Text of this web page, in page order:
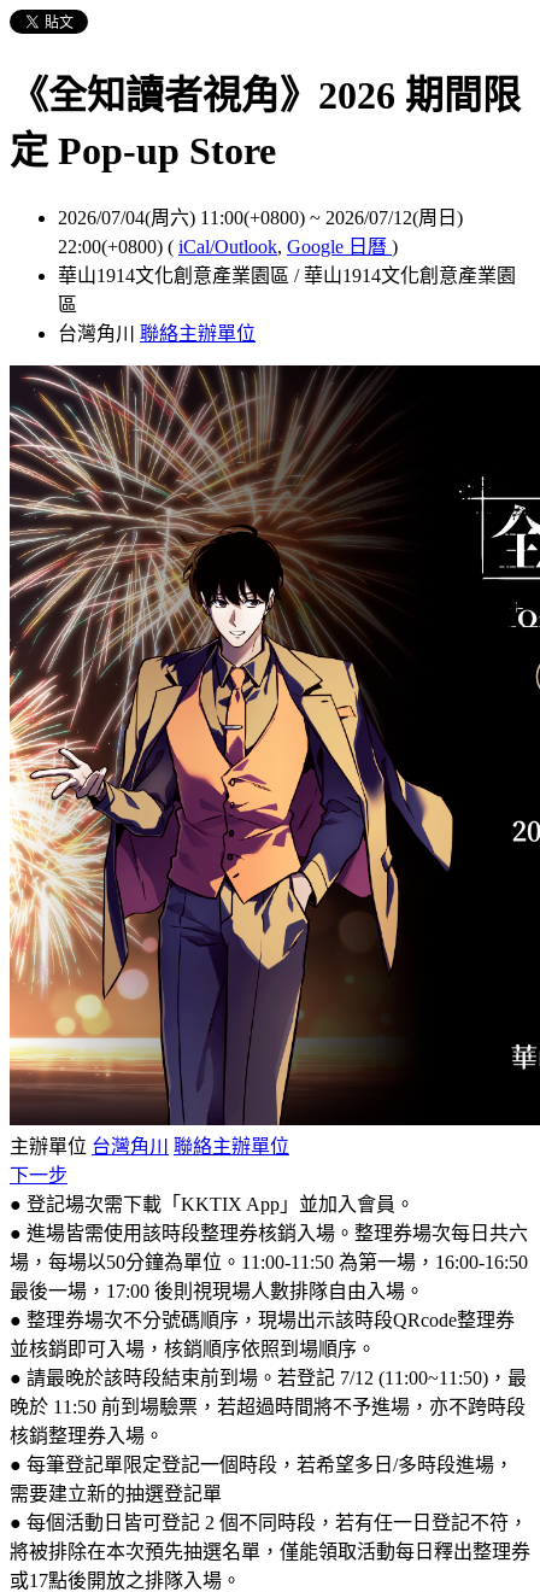
《全知讀者視角》2026 期間限
定 Pop-up Store
2026/07/04(周六) 11:00(+0800) ~ 2026/07/12(周日)
22:00(+0800) ( iCal/Outlook, Google 日曆 )
華山1914文化創意產業園區 / 華山1914文化創意產業園
區
台灣角川 聯絡主辦單位
主辦單位 台灣角川
聯絡主辦單位
下一步
● 登記場次需下載「KKTIX App」並加入會員。
● 進場皆需使用該時段整理券核銷入場。整理券場次每日共六
場，每場以50分鐘為單位。11:00-11:50 為第一場，16:00-16:50
最後一場，17:00 後則視現場人數排隊自由入場。
● 整理券場次不分號碼順序，現場出示該時段QRcode整理券
並核銷即可入場，核銷順序依照到場順序。
● 請最晚於該時段結束前到場。若登記 7/12 (11:00~11:50)，最
晚於 11:50 前到場驗票，若超過時間將不予進場，亦不跨時段
核銷整理券入場。
● 每筆登記單限定登記一個時段，若希望多日/多時段進場，
需要建立新的抽選登記單
● 每個活動日皆可登記 2 個不同時段，若有任一日登記不符，
將被排除在本次預先抽選名單，僅能領取活動每日釋出整理券
或17點後開放之排隊入場。